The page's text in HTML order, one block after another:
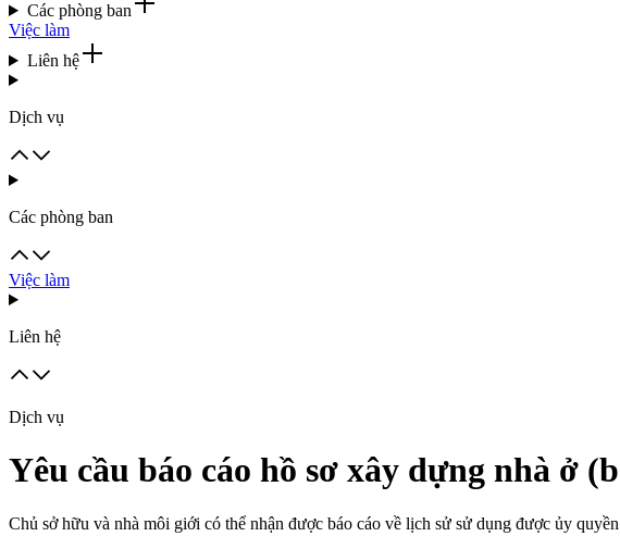
Các phòng ban
Việc làm
Liên hệ
Dịch vụ
Các phòng ban
Việc làm
Liên hệ
Dịch vụ
Yêu cầu báo cáo hồ sơ xây dựng nhà ở
Chủ sở hữu và nhà môi giới có thể nhận được báo cáo về lịch sử sử dụng được ủy